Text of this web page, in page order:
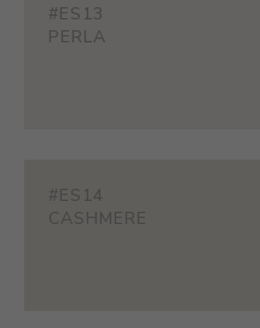
#ES13
PERLA
#ES14
CASHMERE